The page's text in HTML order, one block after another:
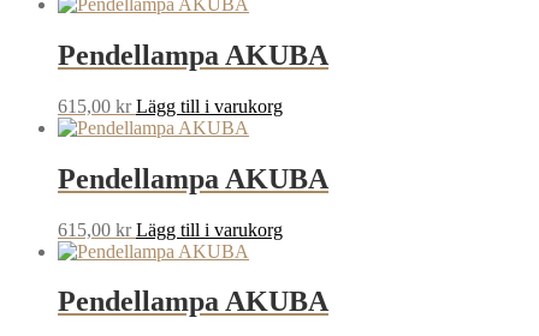
senaste
Pendellampa AKUBA
615,00 kr Lägg till i varukorg
Pendellampa AKUBA
615,00 kr Lägg till i varukorg
Pendellampa AKUBA